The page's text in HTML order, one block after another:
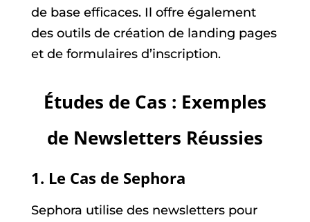
de base efficaces. Il offre également
des outils de création de landing pages
et de formulaires d’inscription.
Études de Cas : Exemples
de Newsletters Réussies
1. Le Cas de Sephora
Sephora utilise des newsletters pour